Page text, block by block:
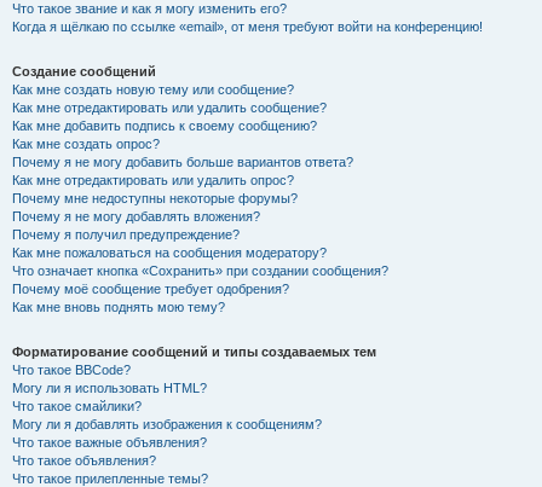
Что такое звание и как я могу изменить его?
Когда я щёлкаю по ссылке «email», от меня требуют войти на конференцию!
Создание сообщений
Как мне создать новую тему или сообщение?
Как мне отредактировать или удалить сообщение?
Как мне добавить подпись к своему сообщению?
Как мне создать опрос?
Почему я не могу добавить больше вариантов ответа?
Как мне отредактировать или удалить опрос?
Почему мне недоступны некоторые форумы?
Почему я не могу добавлять вложения?
Почему я получил предупреждение?
Как мне пожаловаться на сообщения модератору?
Что означает кнопка «Сохранить» при создании сообщения?
Почему моё сообщение требует одобрения?
Как мне вновь поднять мою тему?
Форматирование сообщений и типы создаваемых тем
Что такое BBCode?
Могу ли я использовать HTML?
Что такое смайлики?
Могу ли я добавлять изображения к сообщениям?
Что такое важные объявления?
Что такое объявления?
Что такое прилепленные темы?